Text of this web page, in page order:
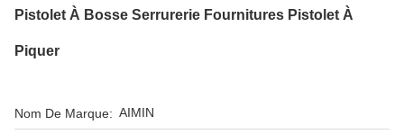
Pistolet À Bosse Serrurerie Fournitures Pistolet À
Piquer
Nom De Marque: AIMIN